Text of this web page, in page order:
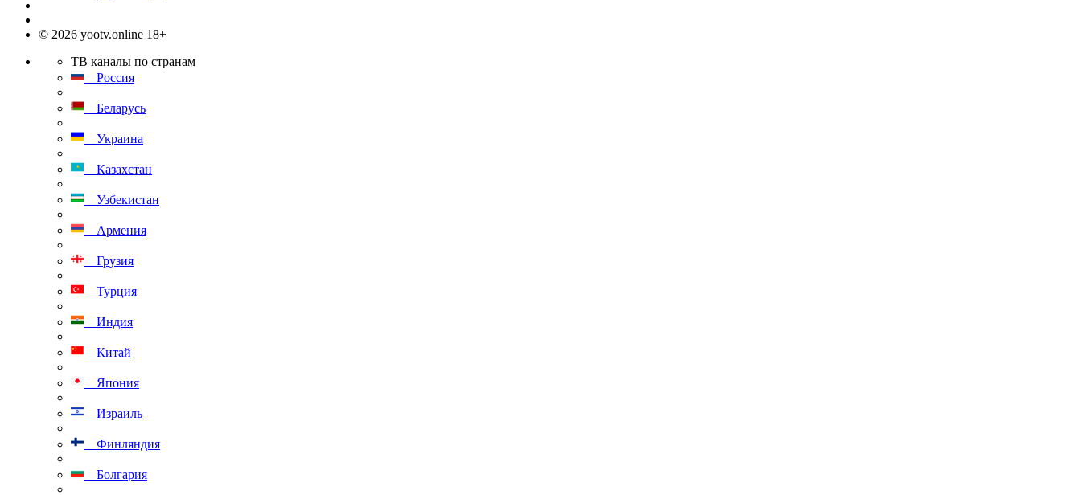
© 2026 yootv.online 18+
ТВ каналы по странам
Россия
Беларусь
Украина
Казахстан
Узбекистан
Армения
Грузия
Турция
Индия
Китай
Япония
Израиль
Финляндия
Болгария